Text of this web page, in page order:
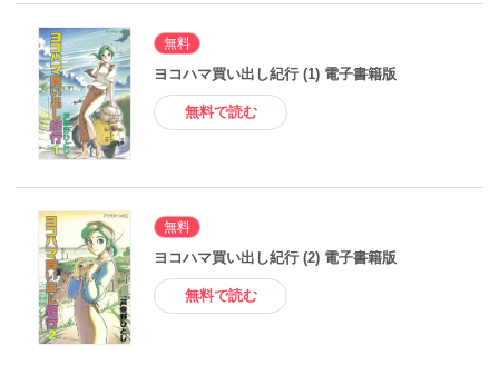
無料
ヨコハマ買い出し紀行 (1) 電子書籍版
無料で読む
無料
ヨコハマ買い出し紀行 (2) 電子書籍版
無料で読む